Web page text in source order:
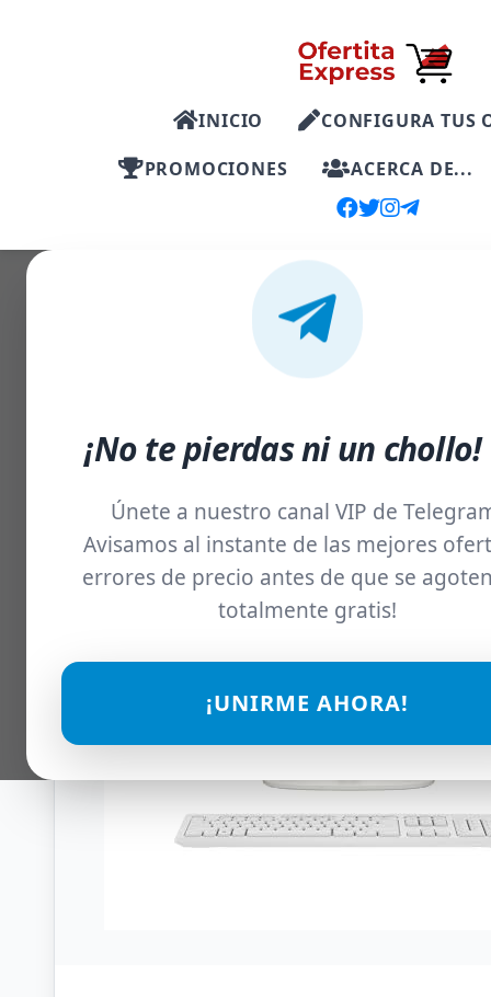
INICIO
CONFIGURA TUS
PROMOCIONES
ACERCA DE...
¡No te pierdas ni un
Únete a nuestro canal VIP de
Avisamos al instante de las mejores
errores de precio antes de que se
totalmente gratis!
¡UNIRME AHORA!